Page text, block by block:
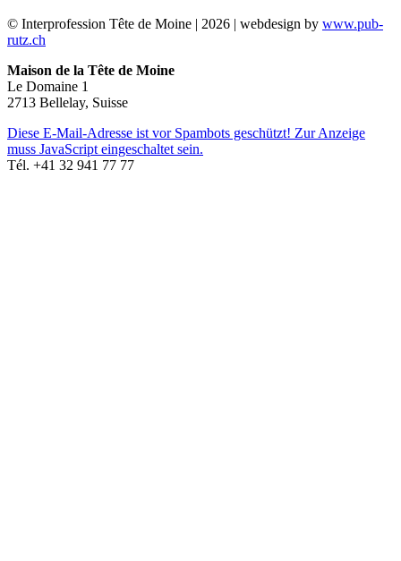
© Interprofession Tête de Moine | 2026 | webdesign by www.pub-
rutz.ch
Maison de la Tête de Moine
Le Domaine 1
2713 Bellelay, Suisse
Diese E-Mail-Adresse ist vor Spambots geschützt! Zur Anzeige
muss JavaScript eingeschaltet sein.
Tél. +41 32 941 77 77